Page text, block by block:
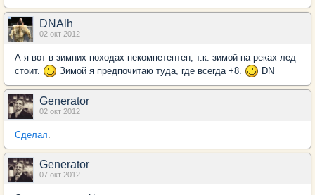
DNAlh
02 окт 2012
А я вот в зимних походах некомпетентен, т.к. зимой на реках лед
стоит.
Зимой я предпочитаю туда, где всегда +8. DN
Generator
02 окт 2012
Сделал.
Generator
07 окт 2012